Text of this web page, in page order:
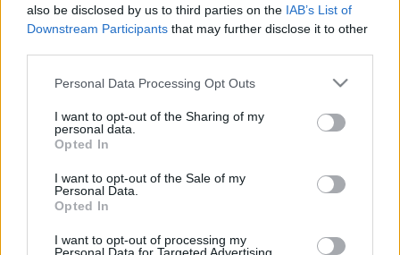
also be disclosed by us to third parties on the IAB’s List of
Downstream Participants that may further disclose it to other
Please note that this website/app uses one or more Google
not limited to your visit or usage behaviour. You may click to
grant or deny consent to Google and its third-party tags to
use your data for below specified purposes in below Google
consent section.
Personal Data Processing Opt Outs
I want to opt-out of the Sharing of my
personal data.
Opted In
I want to opt-out of the Sale of my
Personal Data.
Opted In
I want to opt-out of processing my
Országos hírek szúnyogirtás szúnyog
A lakosságra is fontos szerep hárul a
Országos hírek
TÚLFOGYASZTÁS NAPJA - JÚLIUS 30-RA
FELHASZNÁLTA AZ EMBERISÉG A FÖLD EGÉSZ
ÉVRE ELEGENDŐ ERŐFORRÁSAIT